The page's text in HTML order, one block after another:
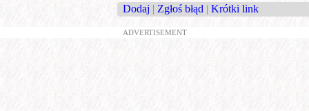
Dodaj | Zgłoś błąd | Krótki link
ADVERTISEMENT